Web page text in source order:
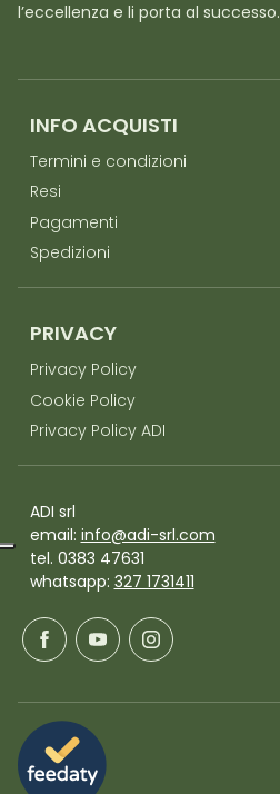
l’eccellenza e li porta al successo.
INFO ACQUISTI
Termini e condizioni
Resi
Pagamenti
Spedizioni
PRIVACY
Privacy Policy
Cookie Policy
Privacy Policy ADI
ADI srl
email: info@adi-srl.com
tel. 0383 47631
whatsapp: 327 1731411